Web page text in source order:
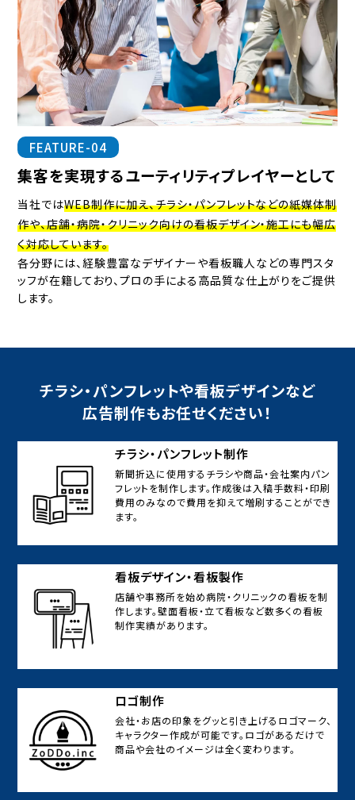
FEATURE-04
集客を実現するユーティリティプレイヤーとして
当社ではWEB制作に加え、チラシ・パンフレットなどの紙媒体制
作や、店舗・病院・クリニック向けの看板デザイン・施工にも幅広
く対応しています。
各分野には、経験豊富なデザイナーや看板職人などの専門スタ
ッフが在籍しており、プロの手による高品質な仕上がりをご提供
します。
チラシ・パンフレットや看板デザインなど
広告制作もお任せください！
チラシ・パンフレット制作
新聞折込に使用するチラシや商品・会社案内パン
フレットを制作します。作成後は入稿手数料・印刷
費用のみなので費用を抑えて増刷することができ
ます。
看板デザイン・看板製作
店舗や事務所を始め病院・クリニックの看板を制
作します。壁面看板・立て看板など数多くの看板
制作実績があります。
ロゴ制作
会社・お店の印象をグッと引き上げるロゴマーク、
キャラクター作成が可能です。ロゴがあるだけで
商品や会社のイメージは全く変わります。